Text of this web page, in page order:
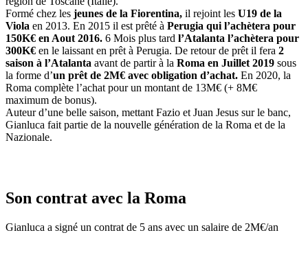
Formé chez les jeunes de la Fiorentina, il rejoint les U19 de la
Viola en 2013. En 2015 il est prêté à Perugia qui l’achètera pour
150K€ en Aout 2016. 6 Mois plus tard l’Atalanta l’achètera pour
300K€ en le laissant en prêt à Perugia. De retour de prêt il fera 2
saison à l’Atalanta avant de partir à la Roma en Juillet 2019 sous
la forme d’un prêt de 2M€ avec obligation d’achat. En 2020, la
Roma complète l’achat pour un montant de 13M€ (+ 8M€
maximum de bonus).
Auteur d’une belle saison, mettant Fazio et Juan Jesus sur le banc,
Gianluca fait partie de la nouvelle génération de la Roma et de la
Nazionale.
Son contrat avec la Roma
Gianluca a signé un contrat de 5 ans avec un salaire de 2M€/an